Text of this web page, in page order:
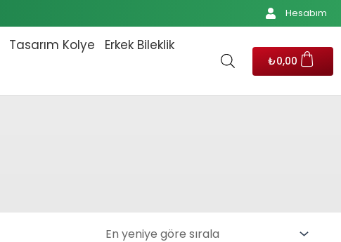
Hesabım
Tasarım Kolye
Erkek Bileklik
₺0,00